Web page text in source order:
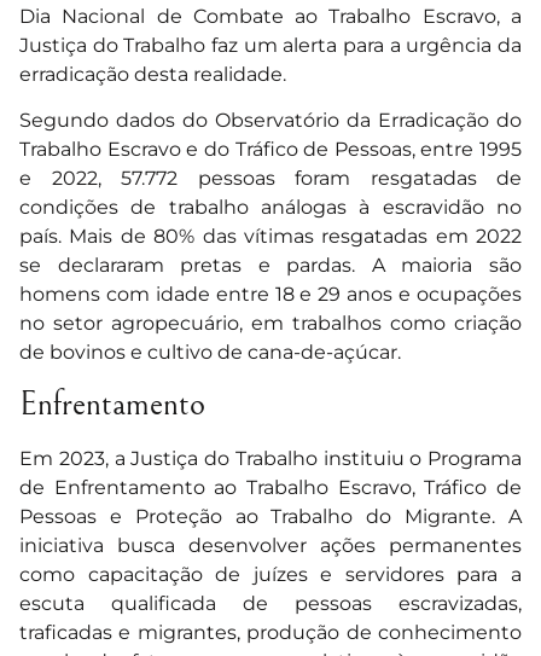
Dia Nacional de Combate ao Trabalho Escravo, a
Justiça do Trabalho faz um alerta para a urgência da
erradicação desta realidade.
Segundo dados do Observatório da Erradicação do
Trabalho Escravo e do Tráfico de Pessoas, entre 1995
e 2022, 57.772 pessoas foram resgatadas de
condições de trabalho análogas à escravidão no
país. Mais de 80% das vítimas resgatadas em 2022
se declararam pretas e pardas. A maioria são
homens com idade entre 18 e 29 anos e ocupações
no setor agropecuário, em trabalhos como criação
de bovinos e cultivo de cana-de-açúcar.
Enfrentamento
Em 2023, a Justiça do Trabalho instituiu o Programa
de Enfrentamento ao Trabalho Escravo, Tráfico de
Pessoas e Proteção ao Trabalho do Migrante. A
iniciativa busca desenvolver ações permanentes
como capacitação de juízes e servidores para a
escuta qualificada de pessoas escravizadas,
traficadas e migrantes, produção de conhecimento